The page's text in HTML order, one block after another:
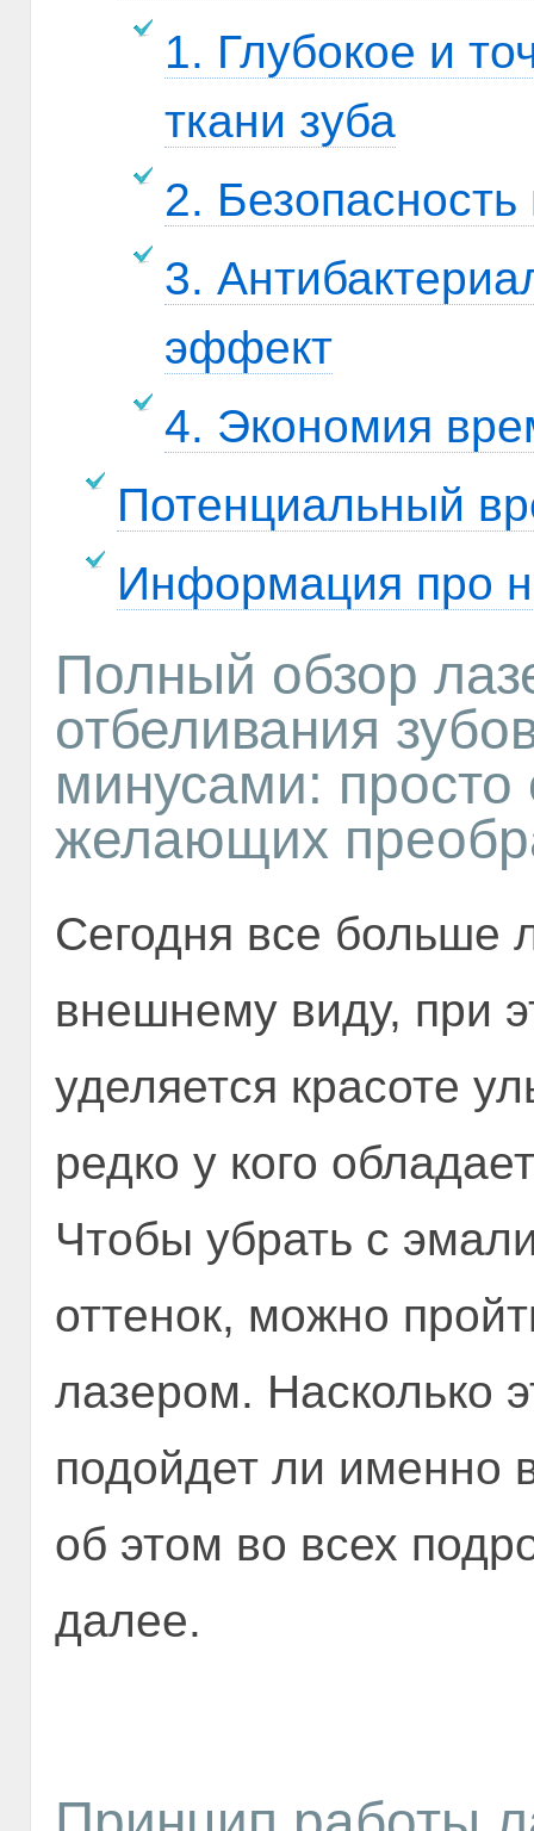
1. Глубокое и
ткани зуба
2.
3.
эффект
4. Экономия
Потенциальный
Информация про
Полный обзор
отбеливания
минусами:
желающих
Сегодня все больше
внешнему виду, при
уделяется красоте
редко у кого
Чтобы убрать с
оттенок, можно
лазером. Насколько
подойдет ли именно
об этом во всех
далее.